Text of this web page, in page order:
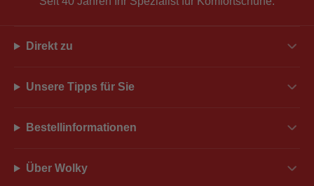
Direkt zu
Unsere Tipps für Sie
Bestellinformationen
Über Wolky